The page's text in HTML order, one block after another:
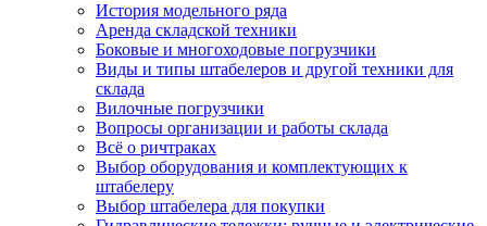
История модельного ряда
Аренда складской техники
Боковые и многоходовые погрузчики
Виды и типы штабелеров и другой техники для
склада
Вилочные погрузчики
Вопросы организации и работы склада
Всё о ричтраках
Выбор оборудования и комплектующих к
штабелеру
Выбор штабелера для покупки